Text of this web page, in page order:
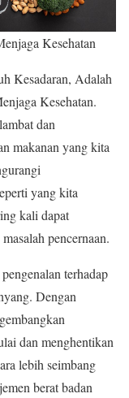
Kesehatan
Kesadaran, Adalah
Kesehatan.
dan
makanan yang kita
yang kita
kali dapat
pencernaan.
terhadap
Dengan
dan menghentikan
lebih seimbang
berat badan